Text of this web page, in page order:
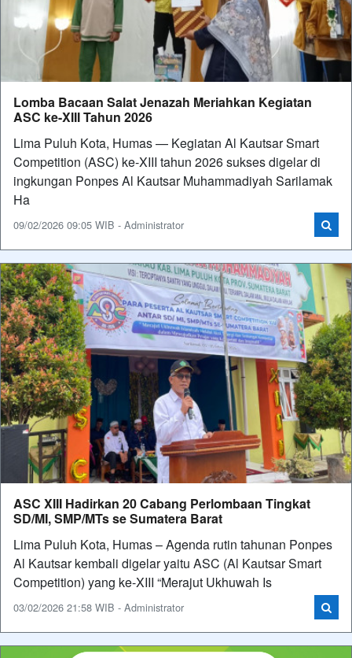
Lomba Bacaan Salat Jenazah Meriahkan Kegiatan
ASC ke-XIII Tahun 2026
Lima Puluh Kota, Humas — Kegiatan Al Kautsar Smart
Competition (ASC) ke-XIII tahun 2026 sukses digelar di
ingkungan Ponpes Al Kautsar Muhammadiyah Sarilamak
Ha
09/02/2026 09:05 WIB - Administrator
ASC XIII Hadirkan 20 Cabang Perlombaan Tingkat
SD/MI, SMP/MTs se Sumatera Barat
Lima Puluh Kota, Humas – Agenda rutin tahunan Ponpes
Al Kautsar kembali digelar yaitu ASC (Al Kautsar Smart
Competition) yang ke-XIII “Merajut Ukhuwah Is
03/02/2026 21:58 WIB - Administrator